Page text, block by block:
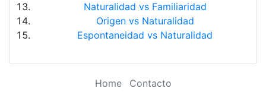
Naturalidad vs Familiaridad
Origen vs Naturalidad
Espontaneidad vs Naturalidad
Home Contacto